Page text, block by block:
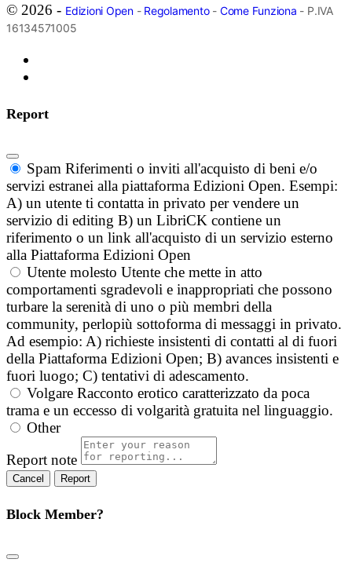
© 2026 - Edizioni Open- Regolamento- Come Funziona - P.IVA
16134571005
Report
Spam Riferimenti o inviti all'acquisto di beni e/o
servizi estranei alla piattaforma Edizioni Open. Esempi:
A) un utente ti contatta in privato per vendere un
servizio di editing B) un LibriCK contiene un
riferimento o un link all'acquisto di un servizio esterno
alla Piattaforma Edizioni Open
Utente molesto Utente che mette in atto
comportamenti sgradevoli e inappropriati che possono
turbare la serenità di uno o più membri della
community, perlopiù sottoforma di messaggi in privato.
Ad esempio: A) richieste insistenti di contatti al di fuori
della Piattaforma Edizioni Open; B) avances insistenti e
fuori luogo; C) tentativi di adescamento.
Volgare Racconto erotico caratterizzato da poca
trama e un eccesso di volgarità gratuita nel linguaggio.
Other
Report note
Report
Block Member?